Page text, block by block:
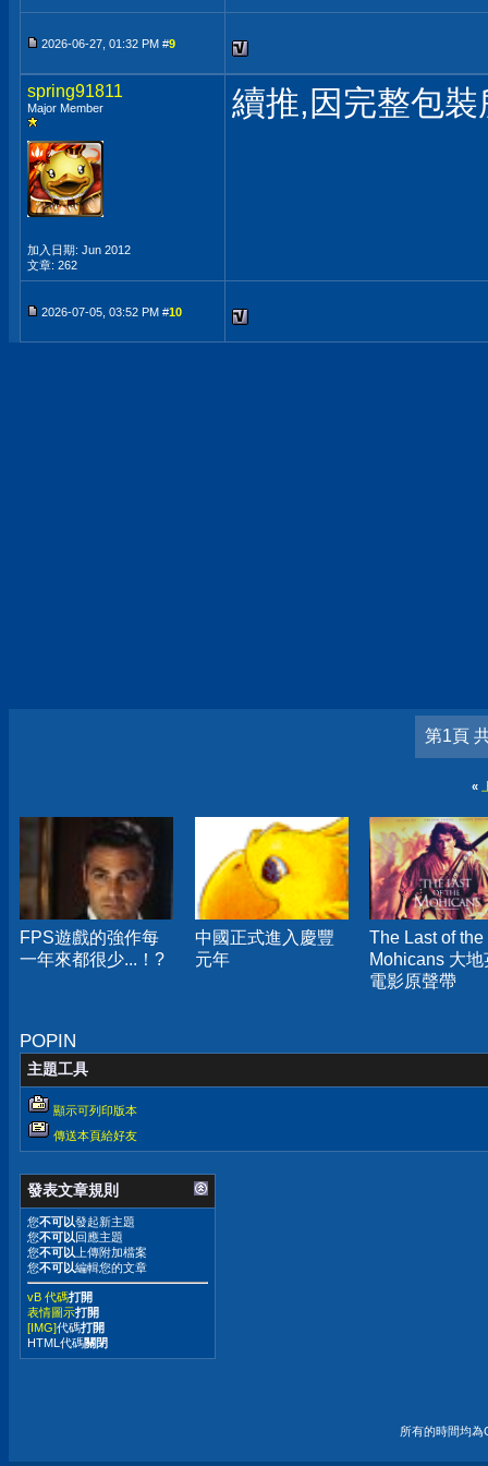
2026-06-27, 01:32 PM #9
spring91811
Major Member
加入日期: Jun 2012
文章: 262
續推,因完整包
2026-07-05, 03:52 PM #10
第1頁
«
FPS遊戲的強作每
一年來都很少...！?
中國正式進入慶豐
元年
The Last of the
Mohicans 大地
電影原聲帶
POPIN
主題工具
顯示可列印版本
傳送本頁給好友
發表文章規則
您不可以發起新主題
您不可以回應主題
您不可以 上傳附加檔案
您不可以編輯您的文章
vB 代碼打開
表情圖示打開
[IMG]代碼打開
HTML代碼關閉
所有的時間均為